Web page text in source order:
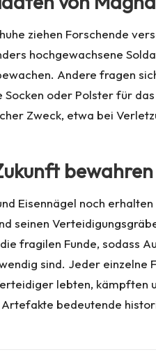
ziehen Forschende
hochgewachsene
Andere fragen
oder Polster für
Zweck, etwa bei
bewahren
Eisennägel noch
seinen
fragilen Funde, sodass
sind. Jeder einzelne
lebten, kämpften
bedeutende